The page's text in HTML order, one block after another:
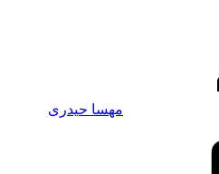
مهسا حیدری